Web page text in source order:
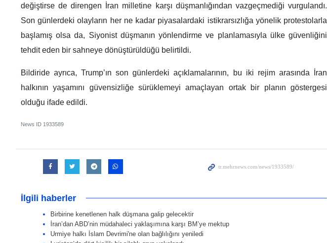
değiştirse de direngen İran milletine karşı düşmanlığından vazgeçmediği vurgulandı.
Son günlerdeki olayların her ne kadar piyasalardaki istikrarsızlığa yönelik protestolarla
başlamış olsa da, Siyonist düşmanın yönlendirme ve planlamasıyla ülke güvenliğini
tehdit eden bir sahneye dönüştürüldüğü belirtildi.
Bildiride ayrıca, Trump’ın son günlerdeki açıklamalarının, bu iki rejim arasında İran
halkının yaşamını güvensizliğe sürüklemeyi amaçlayan ortak bir planın göstergesi
olduğu ifade edildi.
News ID 1933589
İlgili haberler
Birbirine kenetlenen halk düşmana galip gelecektir
İran’dan ABD’nin müdahaleci yaklaşımına karşı BM’ye mektup
Urmiye halkı İslam Devrimi'ne olan bağlılığını yeniledi